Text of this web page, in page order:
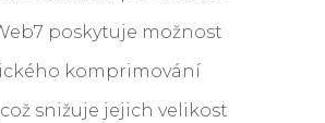
poskytuje možnost
komprimování
snižuje jejich velikost